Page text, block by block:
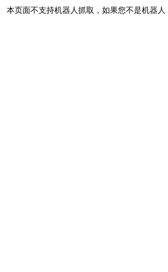
不支持机器人抓取，如果您不是机器人，